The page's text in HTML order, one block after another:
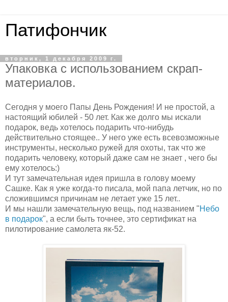
Патифончик
вторник, 1 декабря 2009 г.
Упаковка с использованием скрап-
материалов.
Сегодня у моего Папы День Рождения! И не простой, а
настоящий юбилей - 50 лет. Как же долго мы искали
подарок, ведь хотелось подарить что-нибудь
действительно стоящее.. У него уже есть всевозможные
инструменты, несколько ружей для охоты, так что же
подарить человеку, который даже сам не знает , чего бы
ему хотелось:)
И тут замечательная идея пришла в голову моему
Сашке. Как я уже когда-то писала, мой папа летчик, но по
сложившимся причинам не летает уже 15 лет..
И мы нашли замечательную вещь, под названием "Небо
в подарок", а если быть точнее, это сертификат на
пилотирование самолета як-52.